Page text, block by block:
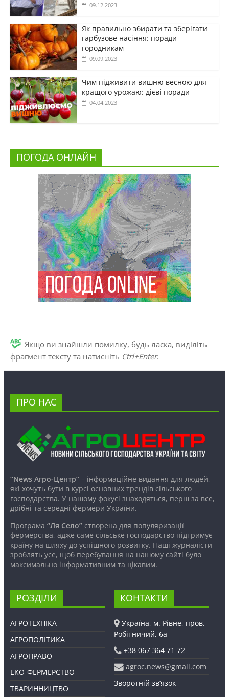
09.12.2023
Як правильно збирати та зберігати
гарбузове насіння: поради
городникам
09.09.2023
Чим підживити вишню весною для
кращого урожаю: дієві поради
04.04.2023
ПОГОДА ОНЛАЙН
Якщо ви знайшли помилку, будь ласка, виділіть
фрагмент тексту та натисніть Ctrl+Enter.
ПРО НАС
“News Агро-Центр”– інформаційне видання для людей,
які хочуть бути в курсі основних трендів сільського
господарства. У нашому фокусі знаходяться, перш за все,
дрібні та середні фермери України.
Програма “Ля Село”створена для популяризації
фермерства, адже саме сільське господарство підтримує
країну на шляху до успішного розвитку. Наші журналісти
зроблять усе, щоб перебування на нашому сайті було
максимально інформативним та цікавим.
РОЗДІЛИ
АГРОТЕХНІКА
АГРОПОЛІТИКА
АГРОПРАВО
ЕКО-ФЕРМЕРСТВО
ТВАРИННИЦТВО
КОНТАКТИ
Україна, м. Рівне, пров.
Робітничий, 6а
+38 067 364 71 72
agroc.news@gmail.com
Зворотній зв’язок